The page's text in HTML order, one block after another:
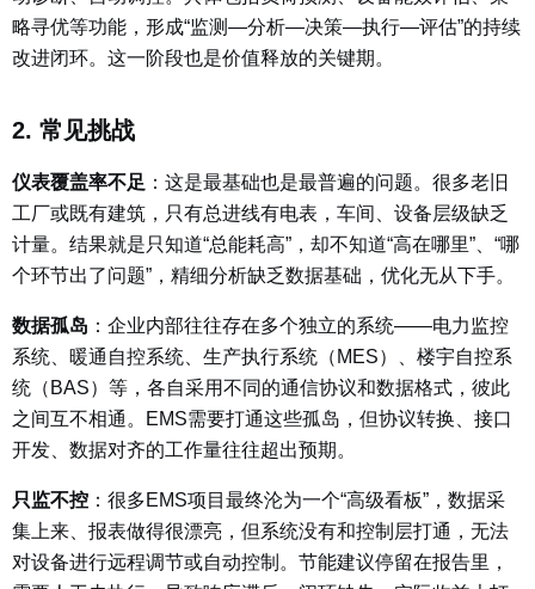
略寻优等功能，形成“监测—分析—决策—执行—评估”的持续
改进闭环。这一阶段也是价值释放的关键期。
2. 常见挑战
仪表覆盖率不足 ： 这是最基础也是最普遍的问题。很多老旧
工厂或既有建筑，只有总进线有电表，车间、设备层级缺乏
计量。结果就是只知道“总能耗高”，却不知道“高在哪里”、“哪
个环节出了问题”，精细分析缺乏数据基础，优化无从下手。
数据孤岛 ： 企业内部往往存在多个独立的系统——电力监控
系统、暖通自控系统、生产执行系统（MES）、楼宇自控系
统（BAS）等，各自采用不同的通信协议和数据格式，彼此
之间互不相通。EMS需要打通这些孤岛，但协议转换、接口
开发、数据对齐的工作量往往超出预期。
只监不控 ： 很多EMS项目最终沦为一个“高级看板”，数据采
集上来、报表做得很漂亮，但系统没有和控制层打通，无法
对设备进行远程调节或自动控制。节能建议停留在报告里，